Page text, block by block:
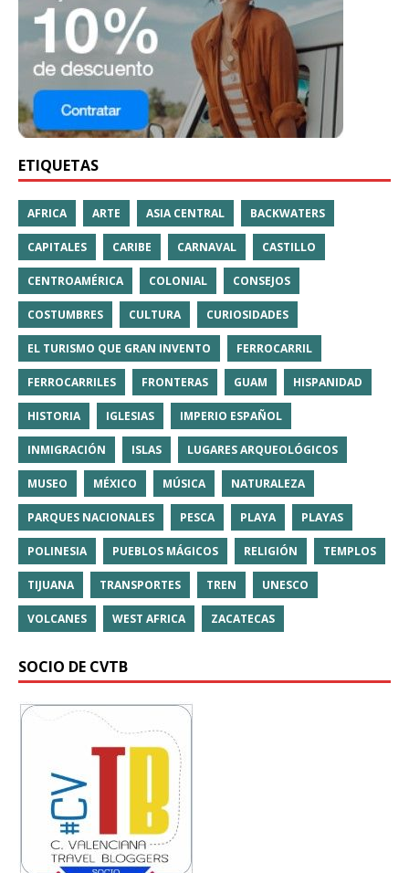
ETIQUETAS
AFRICA ARTE ASIA CENTRAL BACKWATERS
CAPITALES CARIBE CARNAVAL CASTILLO
CENTROAMÉRICA COLONIAL CONSEJOS
COSTUMBRES CULTURA CURIOSIDADES
EL TURISMO QUE GRAN INVENTO FERROCARRIL
FERROCARRILES FRONTERAS GUAM HISPANIDAD
HISTORIA IGLESIAS IMPERIO ESPAÑOL
INMIGRACIÓN ISLAS LUGARES ARQUEOLÓGICOS
MUSEO MÉXICO MÚSICA NATURALEZA
PARQUES NACIONALES PESCA PLAYA PLAYAS
POLINESIA PUEBLOS MÁGICOS RELIGIÓN TEMPLOS
TIJUANA TRANSPORTES TREN UNESCO
VOLCANES WEST AFRICA ZACATECAS
SOCIO DE CVTB